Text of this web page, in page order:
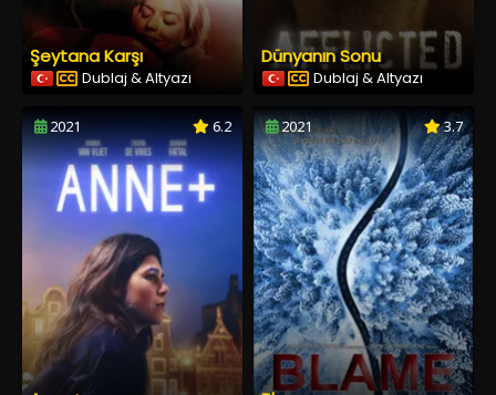
Şeytana Karşı
Dublaj & Altyazı
Dünyanın Sonu
Dublaj & Altyazı
2021 6.2 2021 3.7